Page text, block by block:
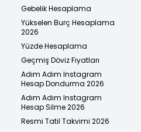
Gebelik Hesaplama
Yükselen Burç Hesaplama
2026
Yüzde Hesaplama
Geçmiş Döviz Fiyatları
Adım Adım Instagram
Hesap Dondurma 2026
Adım Adım Instagram
Hesap Silme 2026
Resmi Tatil Takvimi 2026